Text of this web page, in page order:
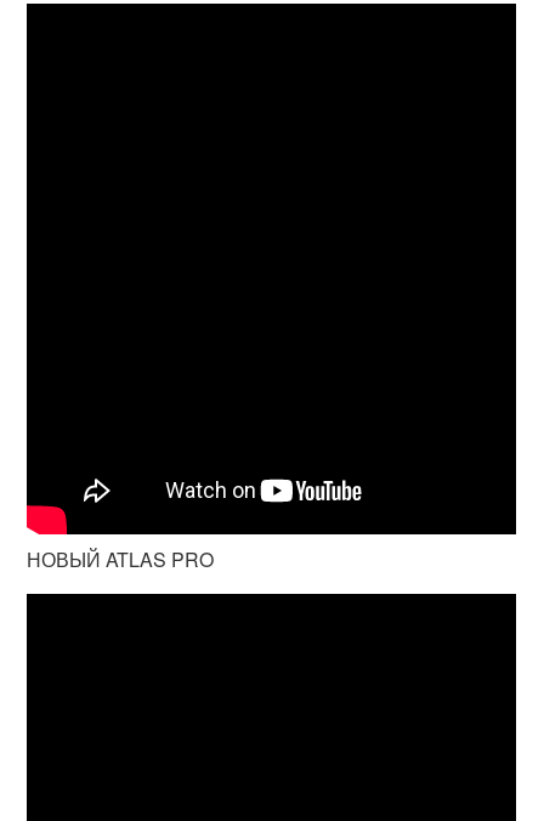
НОВЫЙ ATLAS PRO